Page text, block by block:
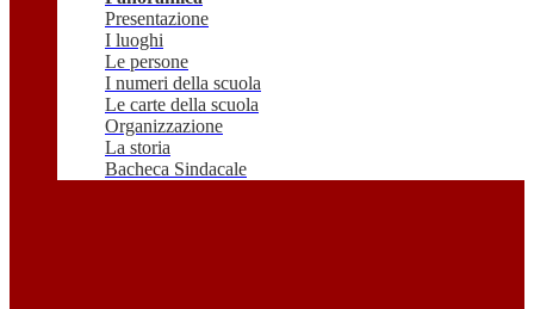
Presentazione
I luoghi
Le persone
I numeri della scuola
Le carte della scuola
Organizzazione
La storia
Bacheca Sindacale